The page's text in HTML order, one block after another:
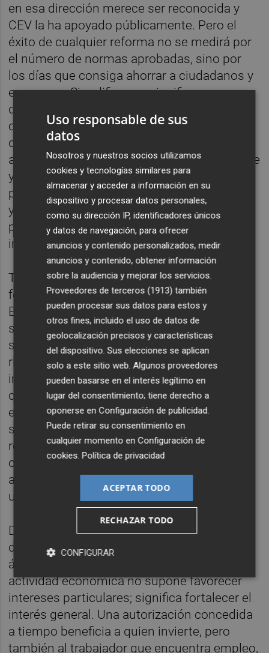
en esa dirección merece ser reconocida y
CEV la ha apoyado públicamente. Pero el
éxito de cualquier reforma no se medirá por
el número de normas aprobadas, sino por
los días que consiga ahorrar a ciudadanos y
empresas. Simplificar no significa
desregular. Significa eliminar duplicidades,
coordinar departamentos, extender la
declaración responsable y el silencio
administrativo positivo allí donde sea posible
y aprovechar la tecnología para rediseñar
procedimientos, no solo para digitalizar los
ya existentes. Porque digitalizar un
procedimiento ineficiente no elimina su
ineficiencia; simplemente la acelera.
Tampoco debemos olvidar otra cuestión de
fondo: la calidad de nuestras leyes. Un
Estado moderno no es el que legisla más,
sino el que legisla mejor. Las normas deben
ser claras, estables y técnicamente
rigurosas, de manera que reduzcan la
incertidumbre y ofrezcan seguridad a
quienes invierten, emprenden o generan
empleo. Las buenas leyes no se miden por
su número de páginas ni por la cantidad de
regulación que incorporan, sino por su
capacidad para ser comprendidas y
aplicadas con criterios objetivos y
uniformes.
Desde CEV Castellón seguiremos
defendiendo una Administración moderna,
ágil y plenamente garantista. Facilitar la
actividad económica no supone favorecer
intereses particulares; significa fortalecer el
interés general. Una autorización concedida
a tiempo beneficia a quien invierte, pero
también al trabajador que encuentra empleo,
Uso responsable de sus
datos
Nosotros y nuestros socios utilizamos
cookies y tecnologías similares para
almacenar y acceder a información en su
dispositivo y procesar datos personales,
como su dirección IP, identificadores únicos
y datos de navegación, para ofrecer
anuncios y contenido personalizados, medir
anuncios y contenido, obtener información
sobre la audiencia y mejorar los servicios.
Proveedores de terceros (1913) también
pueden procesar sus datos para estos y
otros fines, incluido el uso de datos de
geolocalización precisos y características
del dispositivo. Sus elecciones se aplican
solo a este sitio web. Algunos proveedores
pueden basarse en el interés legítimo en
lugar del consentimiento; tiene derecho a
oponerse enConfiguración de publicidad
Puede retirar su consentimiento en
cualquier momento enConfiguración de
cookies .Política de privacidad
ACEPTAR TODO
RECHAZAR TODO
CONFIGURAR